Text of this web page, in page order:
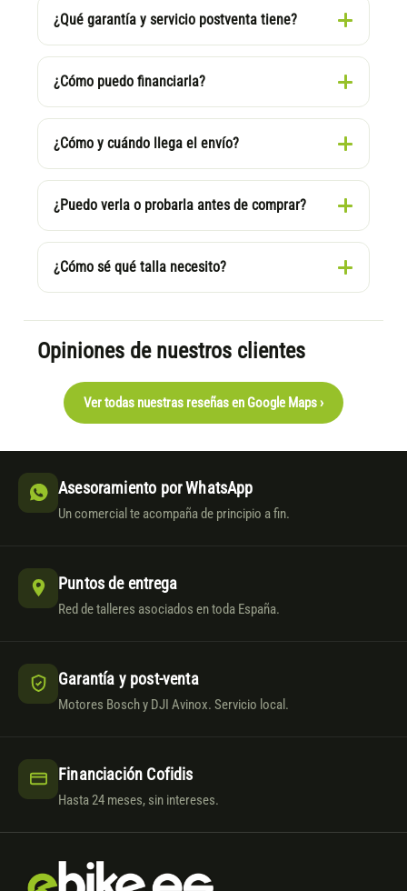
¿Qué garantía y servicio postventa tiene?
¿Cómo puedo financiarla?
¿Cómo y cuándo llega el envío?
¿Puedo verla o probarla antes de comprar?
¿Cómo sé qué talla necesito?
Opiniones de nuestros clientes
Ver todas nuestras reseñas en Google Maps ›
Asesoramiento por WhatsApp
Un comercial te acompaña de principio a fin.
Puntos de entrega
Red de talleres asociados en toda España.
Garantía y post-venta
Motores Bosch y DJI Avinox. Servicio local.
Financiación Cofidis
Hasta 24 meses, sin intereses.